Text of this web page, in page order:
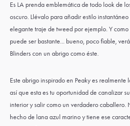
Es LA prenda emblemática de todo look de
oscuro. Llévalo para añadir estilo
elegante traje de tweed por ejemplo. Y
puede ser bastante... bueno, poco fiable,
Blinders con un abrigo como éste.
Este abrigo inspirado en Peaky es
así que esta es tu oportunidad de canalizar
interior y salir como un verdadero caballero.
hecho de lana azul marino y tiene ese